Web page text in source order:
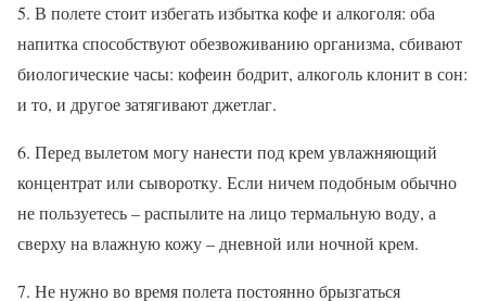
5. В полете стоит избегать избытка кофе и алкоголя: оба
напитка способствуют обезвоживанию организма, сбивают
биологические часы: кофеин бодрит, алкоголь клонит в сон:
и то, и другое затягивают джетлаг.
6. Перед вылетом могу нанести под крем увлажняющий
концентрат или сыворотку. Если ничем подобным обычно
не пользуетесь – распылите на лицо термальную воду, а
сверху на влажную кожу – дневной или ночной крем.
7. Не нужно во время полета постоянно брызгаться